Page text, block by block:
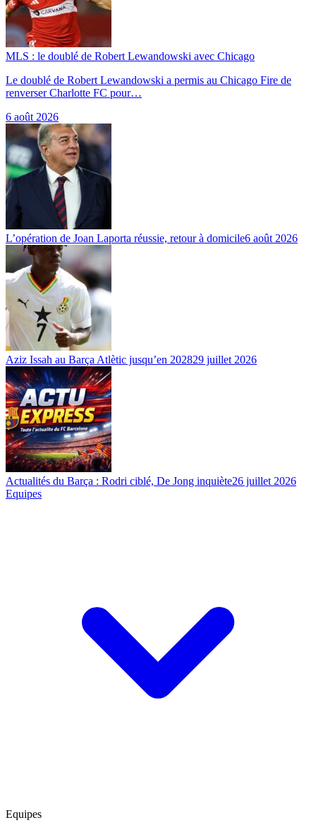
MLS : le doublé de Robert Lewandowski avec Chicago
Le doublé de Robert Lewandowski a permis au Chicago Fire de
renverser Charlotte FC pour…
6 août 2026
L’opération de Joan Laporta réussie, retour à domicile6 août 2026
Aziz Issah au Barça Atlètic jusqu’en 202829 juillet 2026
Actualités du Barça : Rodri ciblé, De Jong inquiète26 juillet 2026
Equipes
Equipes